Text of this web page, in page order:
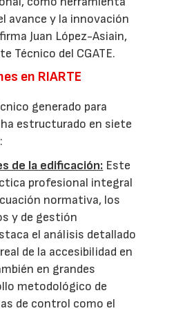
avance y la innovación
Juan López-Asiain,
Técnico del CGATE.
en RIARTE
generado para
ha estructurado en siete
de la edificación: Este
profesional integral
normativa, los
y de gestión
el análisis detallado
de la accesibilidad en
en grandes
metodológico de
de control como el